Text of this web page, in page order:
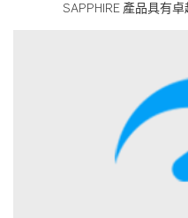
SAPPHIRE 產品具有